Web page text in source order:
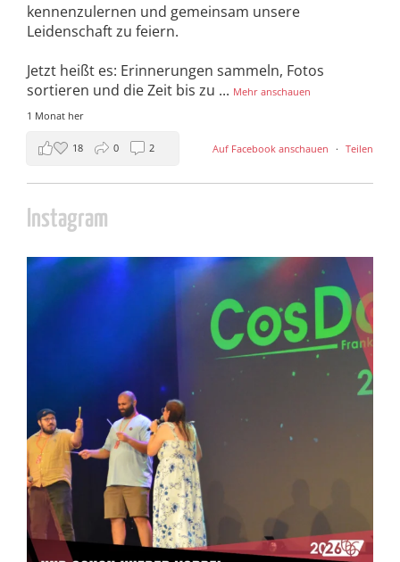
kennenzulernen und gemeinsam unsere
Leidenschaft zu feiern.
Jetzt heißt es: Erinnerungen sammeln, Fotos
sortieren und die Zeit bis zu ... Mehr anschauen
1 Monat her
Auf Facebook anschauen · Teilen
18 0 2
Instagram
cosday
Juli 5
133 25